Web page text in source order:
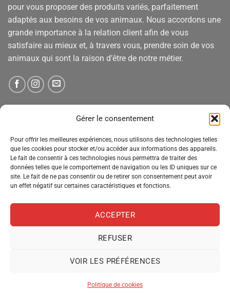
Gérer le consentement
Pour offrir les meilleures expériences, nous utilisons des technologies telles
que les cookies pour stocker et/ou accéder aux informations des appareils.
Le fait de consentir à ces technologies nous permettra de traiter des
données telles que le comportement de navigation ou les ID uniques sur ce
site. Le fait de ne pas consentir ou de retirer son consentement peut avoir
un effet négatif sur certaines caractéristiques et fonctions.
ACCEPTER
REFUSER
VOIR LES PRÉFÉRENCES
Politique de cookies
pour vous proposer des produits variés, parfaitement
adaptés aux besoins de vos animaux. Nous accordons une
grande importance à la relation client afin de vous
satisfaire au mieux et, à travers vous, prendre soin de vos
animaux qui sont la raison d’être de notre métier.
Tenez-vous informé des nouveautés, des offres spéciales
et des remises.
Copyright 2026 ©Pro Distribution